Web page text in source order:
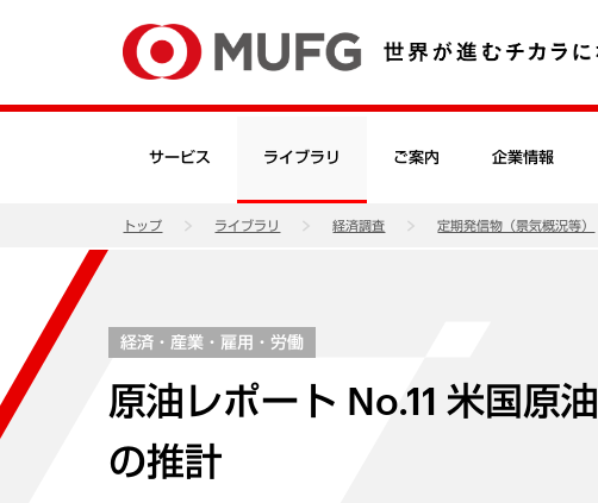
サービス ライブラリ ご案内 企業情報
トップ ライブラリ 経済調査 定期発信物（景気概況等）
経済・産業・雇用・労働
原油レポート No.11 米国原
の推計